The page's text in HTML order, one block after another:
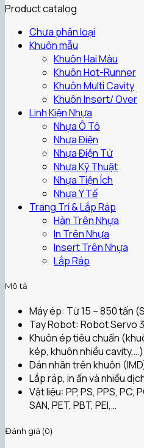
Product catalog
Chưa phân loại
Khuôn mẫu
Khuôn Hai Màu
Khuôn Hot-Runner
Khuôn Multi Cavity
Khuôn Insert/ Over
Linh Kiện Nhựa
Nhựa Ô Tô
Nhựa Điện
Nhựa Điện Tử
Nhựa Kỹ Thuật
Nhựa Tiện Ích
Nhựa Y Tế
Trang Trí & Lắp Ráp
Hàn Trên Nhựa
In Trên Nhựa
Insert Trên Nhựa
Lắp Ráp
Mô tả
Máy ép: Từ 15 – 850 tấn
Tay Robot: Robot Servo
Khuôn ép tiêu chuẩn
kép, khuôn nhiều cavity,…)
Dán nhãn trên khuôn
Lắp ráp, in ấn và nhiều
Vật liệu: PP, PS, PPS, PC,
SAN, PET, PBT, PEI,…
Đánh giá (0)